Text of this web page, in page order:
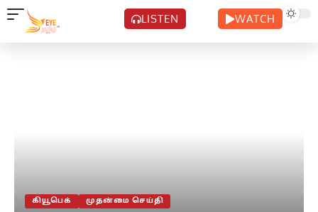
LISTEN WATCH
கியூபெக் முதன்மை செய்தி